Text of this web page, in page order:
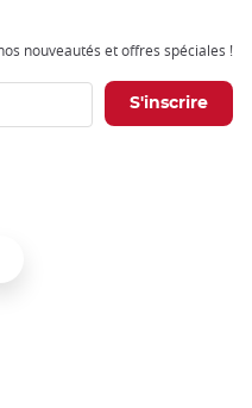
nouveautés et offres spéciales !